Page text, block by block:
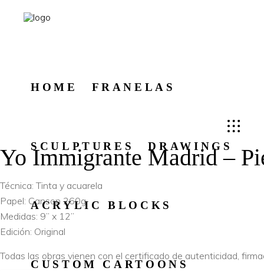
HOME FRANELAS
SCULPTURES DRAWINGS
ACRYLIC BLOCKS
CUSTOM CARTOONS
Yo Immigrante Madrid –
Técnica: Tinta y acuarela
Papel: Canson 260g
Medidas: 9” x 12”
Edición: Original
Todas las obras vienen con el certificado de autenticidad,